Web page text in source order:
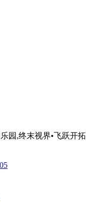
园,终末视界•飞跃开拓